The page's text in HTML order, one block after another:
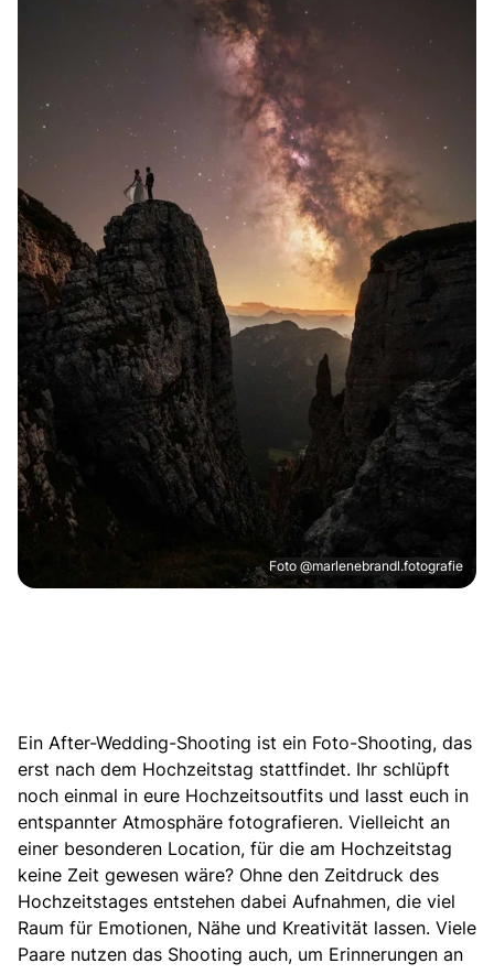
Foto @marlenebrandl.fotografie
Ein After-Wedding-Shooting ist ein Foto-Shooting, das
erst nach dem Hochzeitstag stattfindet. Ihr schlüpft
noch einmal in eure Hochzeitsoutfits und lasst euch in
entspannter Atmosphäre fotografieren. Vielleicht an
einer besonderen Location, für die am Hochzeitstag
keine Zeit gewesen wäre? Ohne den Zeitdruck des
Hochzeitstages entstehen dabei Aufnahmen, die viel
Raum für Emotionen, Nähe und Kreativität lassen. Viele
Paare nutzen das Shooting auch, um Erinnerungen an